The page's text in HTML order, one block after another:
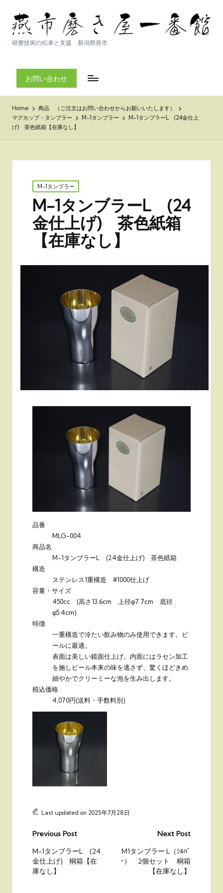
研磨技術の伝承と支援 新潟県燕市
お問い合わせ
Home
商品 （ご注文はお問い合わせからお願いいたします）
マグカップ・タンブラー
M-1タンブラー
M-1タンブラーL (24金仕上
げ) 茶色紙箱【在庫なし】
Posted
in
M-1タンブラー
M-1タンブラーL (24
金仕上げ) 茶色紙箱
【在庫なし】
品番
MLG-004
商品名
M-1タンブラーL (24金仕上げ) 茶色紙箱
構造
ステンレス1重構造 #1000仕上げ
容量・サイズ
450cc (高さ13.6cm 上径φ7.7cm 底径
φ5.4cm)
特徴
一重構造で冷たい飲み物のみ使用できます。ビ
ールに最適。
表面は美しい鏡面仕上げ。内面にはラセン加工
を施しビール本来の味を逃さず、驚くほどきめ
細やかでクリーミーな泡を生み出します。
税込価格
4,070円(送料・手数料別)
Last updated on 2025年7月28日
Post
navigation
Previous Post
M-1タンブラーL (24
金仕上げ) 桐箱【在
庫なし】
Next Post
M1タンブラー L（ｼﾙﾊﾞ
ｰ） 2個セット 桐箱
【在庫なし】